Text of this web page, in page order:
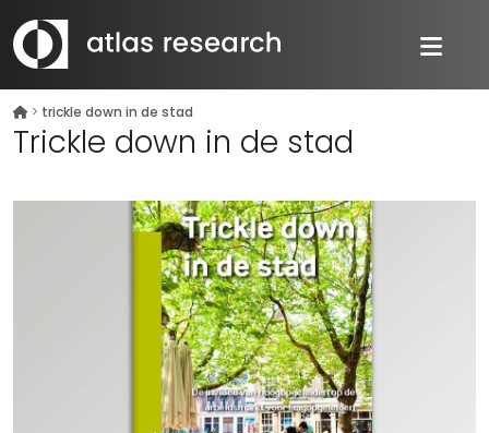
> trickle down in de stad
Trickle down in de stad